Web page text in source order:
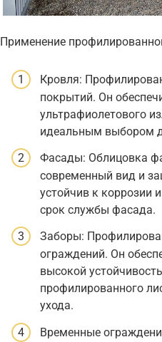
Применение
Кровля:
покрытий. Он
ультрафиолетового
идеальным выбором
Фасады: Облицовка
современный вид и
устойчив к коррозии
срок службы фасада.
Заборы:
ограждений. Он
высокой
профилированного
ухода.
Временные